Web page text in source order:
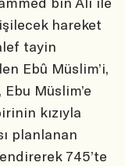
hareket
tayin
Ebû Müslim’i,
Müslim’e
kızıyla
planlanan
745’te